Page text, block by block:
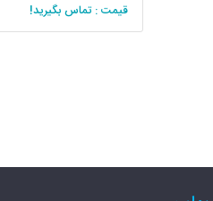
قیمت : تماس بگیرید!